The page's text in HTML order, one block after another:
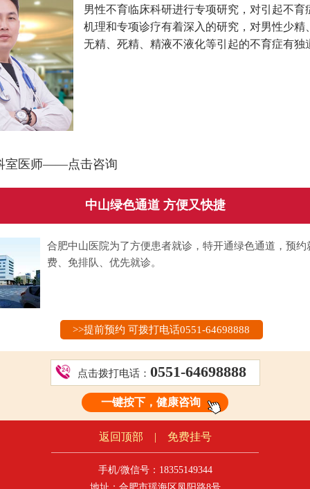
男性不育临床科研进行专项研究，对引起不育
机理和专项诊疗有着深入的研究，对男性少精
无精、死精、精液不液化等引起的不育症有独
室医师——点击咨询
中山绿色通道 方便又快捷
合肥中山医院为了方便患者就诊，特开通绿色通道，预约
费、免排队、优先就诊。
>>提前预约 可拨打电话0551-64698888
点击拨打电话： 0551-64698888
一键按下，健康咨询
返回顶部 | 免费挂号
手机/微信号：18355149344